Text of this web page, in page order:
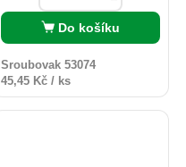
pevné uchopení a přesné
vedení šroubováku. Povrch
rukojeti potažený měkčenou
TPR pryží s protiskluzovou
úpravou – pro pohodlné držení
a vyšší přenos kroutící síly.
Vhodný pro elektrikářské
práce, údržbu, montáže i
běžné dílenské použití.
Do košíku
Sroubovak 53074
45,45 Kč / ks